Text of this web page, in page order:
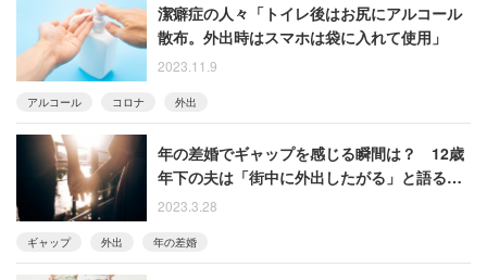
潔癖症の人々「トイレ後はお尻にアルコール
散布。外出時はスマホは袋に入れて使用」
2023.11.9
アルコール コロナ 外出
年の差婚でギャップを感じる瞬間は？ 12歳
年下の夫は「街中に外出したがる」と語る40
代女性
2023.3.28
ギャップ 外出 年の差婚